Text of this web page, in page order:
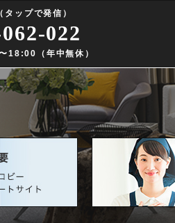
タップで発信）
022
18:00（年中無休）